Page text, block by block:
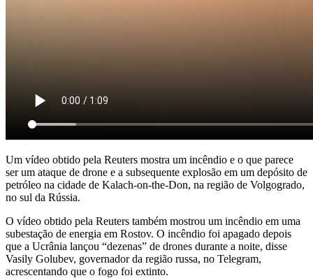
Um vídeo obtido pela Reuters mostra um incêndio e o que parece
ser um ataque de drone e a subsequente explosão em um depósito de
petróleo na cidade de Kalach-on-the-Don, na região de Volgogrado,
no sul da Rússia.
O vídeo obtido pela Reuters também mostrou um incêndio em uma
subestação de energia em Rostov. O incêndio foi apagado depois
que a Ucrânia lançou “dezenas” de drones durante a noite, disse
Vasily Golubev, governador da região russa, no Telegram,
acrescentando que o fogo foi extinto.